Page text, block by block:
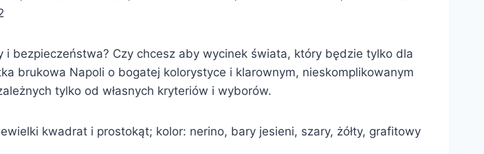
bezpieczeństwa? Czy chcesz aby wycinek świata, który będzie tylko dla
brukowa Napoli o bogatej kolorystyce i klarownym, nieskomplikowanym
tylko od własnych kryteriów i wyborów.
kwadrat i prostokąt; kolor: nerino, bary jesieni, szary, żółty, grafitowy